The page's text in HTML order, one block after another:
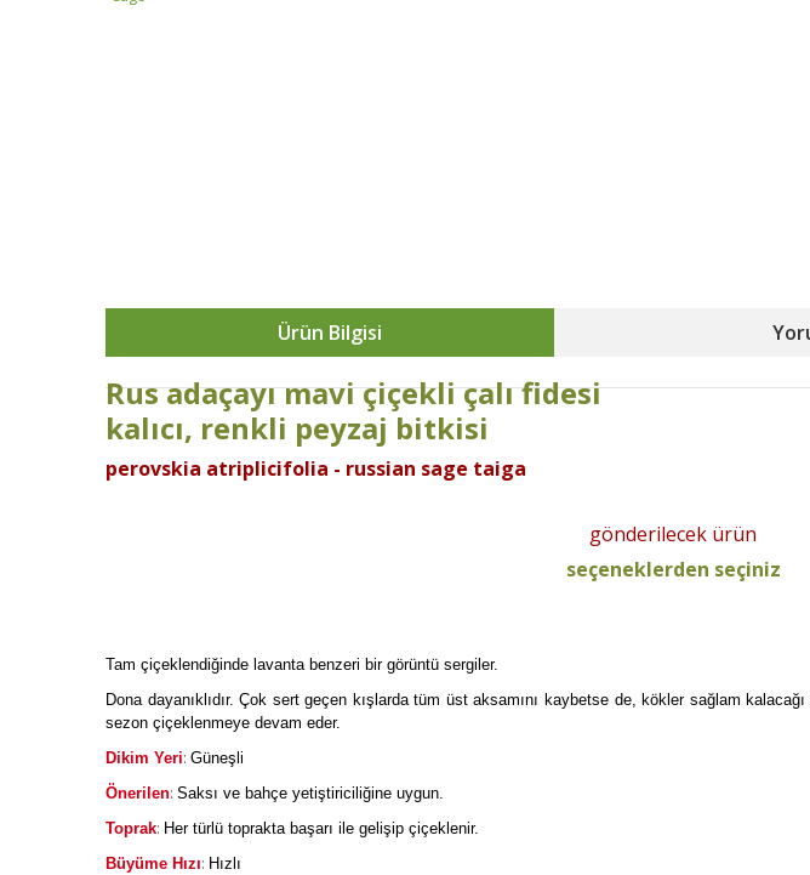
Ürün Bilgisi
Rus adaçayı mavi çiçekli çalı fidesi
kalıcı, renkli peyzaj bitkisi
perovskia atriplicifolia - russian sage taiga
gönderilecek ürün
seçeneklerden seçiniz
Tam çiçeklendiğinde lavanta benzeri bir görüntü sergiler.
Dona dayanıklıdır. Çok sert geçen kışlarda tüm üst aksamını kaybetse de, kökler sağlam
sezon çiçeklenmeye devam eder.
Dikim Yeri: Güneşli
Önerilen: Saksı ve bahçe yetiştiriciliğine uygun.
Toprak: Her türlü toprakta başarı ile gelişip çiçeklenir.
Büyüme Hızı: Hızlı